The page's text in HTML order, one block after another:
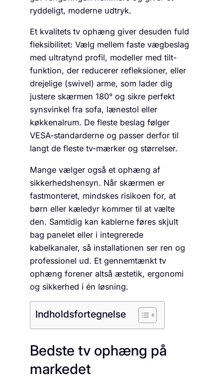
ryddeligt, moderne udtryk.
Et kvalitets tv ophæng giver desuden fuld
fleksibilitet: Vælg mellem faste vægbeslag
med ultratynd profil, modeller med tilt-
funktion, der reducerer refleksioner, eller
drejelige (swivel) arme, som lader dig
justere skærmen 180° og sikre perfekt
synsvinkel fra sofa, lænestol eller
køkkenalrum. De fleste beslag følger
VESA-standarderne og passer derfor til
langt de fleste tv-mærker og størrelser.
Mange vælger også et ophæng af
sikkerhedshensyn. Når skærmen er
fastmonteret, mindskes risikoen for, at
børn eller kæledyr kommer til at vælte
den. Samtidig kan kablerne føres skjult
bag panelet eller i integrerede
kabelkanaler, så installationen ser ren og
professionel ud. Et gennemtænkt tv
ophæng forener altså æstetik, ergonomi
og sikkerhed i én løsning.
Indholdsfortegnelse
Bedste tv ophæng på
markedet